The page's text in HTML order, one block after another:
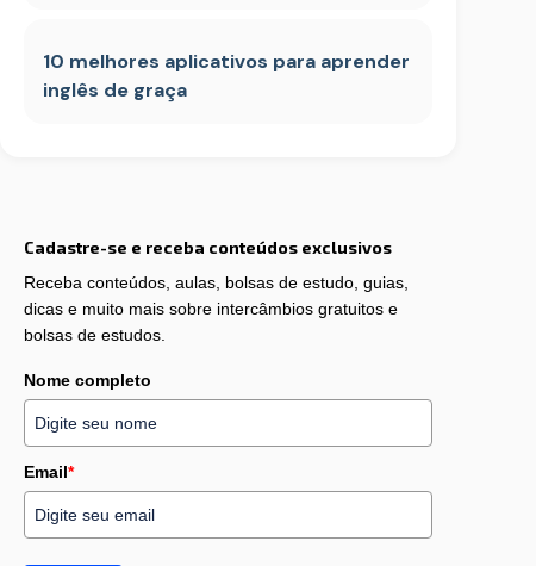
10 melhores aplicativos para aprender
inglês de graça
Cadastre-se e receba conteúdos exclusivos
Receba conteúdos, aulas, bolsas de estudo, guias,
dicas e muito mais sobre intercâmbios gratuitos e
bolsas de estudos.
Nome completo
Email*